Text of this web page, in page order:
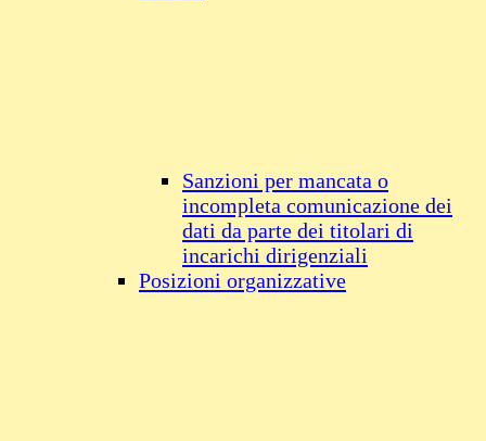
Sanzioni per mancata o
incompleta comunicazione dei
dati da parte dei titolari di
incarichi dirigenziali
Posizioni organizzative